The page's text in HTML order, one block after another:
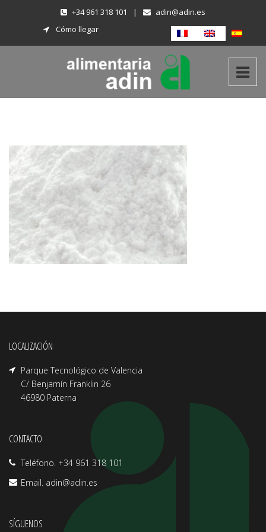
+34 961 318 101 |
adin@adin.es
Cómo llegar
LOCALIZACIÓN
Parque Tecnológico de Valencia
C/ Benjamín Franklin 26
46980 Paterna
CONTACTO
Teléfono. +34 961 318 101
Email. adin@adin.es
SÍGUENOS